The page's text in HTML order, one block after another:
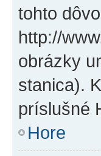
tohto
http://
obrázky
stanica).
príslušné
Hore